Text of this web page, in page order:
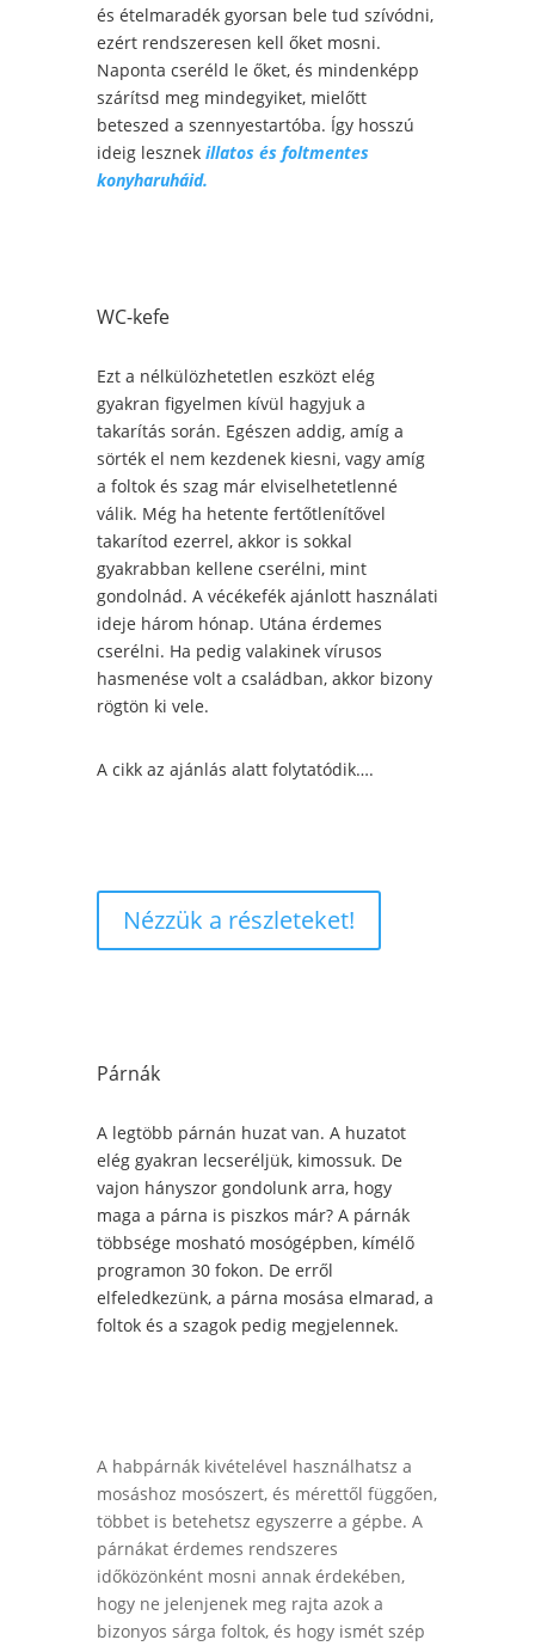
és ételmaradék gyorsan bele tud szívódni,
ezért rendszeresen kell őket mosni.
Naponta cseréld le őket, és mindenképp
szárítsd meg mindegyiket, mielőtt
beteszed a szennyestartóba. Így hosszú
ideig lesznek illatos és foltmentes
konyharuháid.
WC-kefe
Ezt a nélkülözhetetlen eszközt elég
gyakran figyelmen kívül hagyjuk a
takarítás során. Egészen addig, amíg a
sörték el nem kezdenek kiesni, vagy amíg
a foltok és szag már elviselhetetlenné
válik. Még ha hetente fertőtlenítővel
takarítod ezerrel, akkor is sokkal
gyakrabban kellene cserélni, mint
gondolnád. A vécékefék ajánlott használati
ideje három hónap. Utána érdemes
cserélni. Ha pedig valakinek vírusos
hasmenése volt a családban, akkor bizony
rögtön ki vele.
A cikk az ajánlás alatt folytatódik….
Nézzük a részleteket!
Párnák
A legtöbb párnán huzat van. A huzatot
elég gyakran lecseréljük, kimossuk. De
vajon hányszor gondolunk arra, hogy
maga a párna is piszkos már? A párnák
többsége mosható mosógépben, kímélő
programon 30 fokon. De erről
elfeledkezünk, a párna mosása elmarad, a
foltok és a szagok pedig megjelennek.
A habpárnák kivételével használhatsz a
mosáshoz mosószert, és mérettől függően,
többet is betehetsz egyszerre a gépbe. A
párnákat érdemes rendszeres
időközönként mosni annak érdekében,
hogy ne jelenjenek meg rajta azok a
bizonyos sárga foltok, és hogy ismét szép